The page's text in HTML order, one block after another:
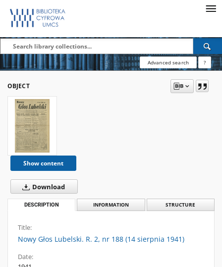
Advanced search ?
OBJECT
Show content
Download
DESCRIPTION INFORMATION STRUCTURE
Title:
Nowy Głos Lubelski. R. 2, nr 188 (14 sierpnia 1941)
Date: